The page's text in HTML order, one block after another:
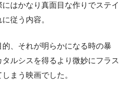
はかなり真面目な作りでステイ
従う内容。
、それが明らかになる時の暴
ルシスを得るより微妙にフラス
まう映画でした。